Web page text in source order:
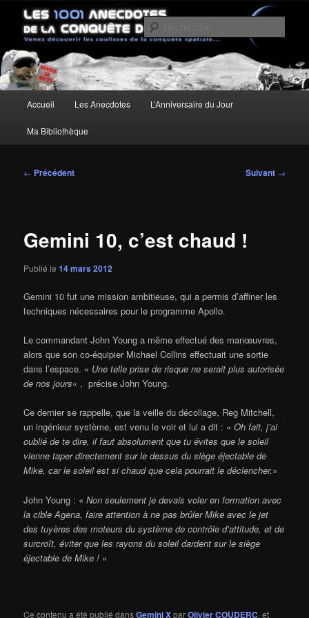
contenu
principalLes anecdotes de la Conquête de
l'Espace
Un site pour découvrir les coulisses de la conquête spatiale
principal
Accueil Les Anecdotes L’Anniversaire du Jour
Ma Bibliothèque
Navigation
← Précédent Suivant →
Gemini 10, c’est chaud !
Publié le14 mars 2012
Gemini 10 fut une mission ambitieuse, qui a permis d’affiner les
techniques nécessaires pour le programme Apollo.
Le commandant John Young a même effectué des manœuvres,
alors que son co-équipier Michael Collins effectuait une sortie
dans l’espace. « Une telle prise de risque ne serait plus autorisée
de nos jours« , précise John Young.
Ce dernier se rappelle, que la veille du décollage, Reg Mitchell,
un ingénieur système, est venu le voir et lui a dit : «Oh fait, j’ai
oublié de te dire, il faut absolument que tu évites que le soleil
vienne taper directement sur le dessus du siège éjectable de
Mike, car le soleil est si chaud que cela pourrait le déclencher.»
John Young : «Non seulement je devais voler en formation avec
la cible Agena, faire attention à ne pas brûler Mike avec le jet
des tuyères des moteurs du système de contrôle d’attitude, et de
surcroît, éviter que les rayons du soleil dardent sur le siège
éjectable de Mike ! »
Ce contenu a été publié dansGemini XparOlivier COUDERC, et